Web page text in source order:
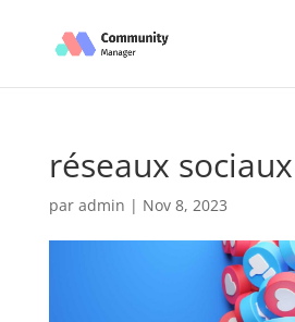
réseaux
par admin | Nov 8, 2023